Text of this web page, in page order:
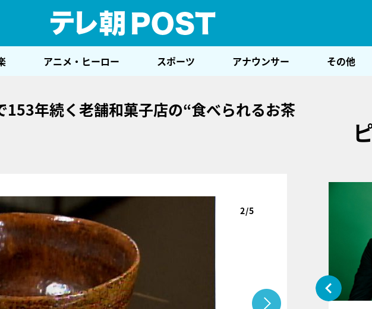
アニメ・ヒーロー スポーツ アナウンサー その他
年続く老舗和菓子店の“食べられるお茶
2/5